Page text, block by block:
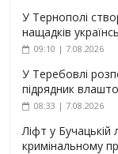
У Тернополі
нащадків
09:10 | 7.08.2026
У Теребовлі
підрядник
08:33 | 7.08.2026
Ліфт у Бучацькій
кримінальному